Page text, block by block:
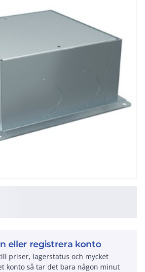
eller registrera konto
priser, lagerstatus och mycket
konto så tar det bara någon minut